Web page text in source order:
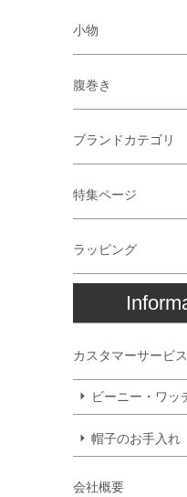
小物
腹巻き
ブランドカテゴリ
特集ページ
ラッピング
カスタマーサービス
ビーニー・ワッ
帽子のお手入れ
会社概要